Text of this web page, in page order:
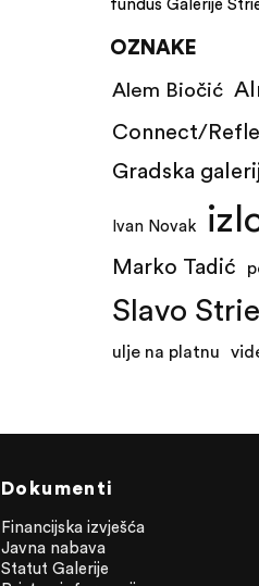
OZNAKE
Alem Biočić
Connect/
Gradska
Ivan Novak
Marko Tadić
Slavo
ulje na platnu
Dokumenti
Financijska izvješća
Javna nabava
Statut Galerije